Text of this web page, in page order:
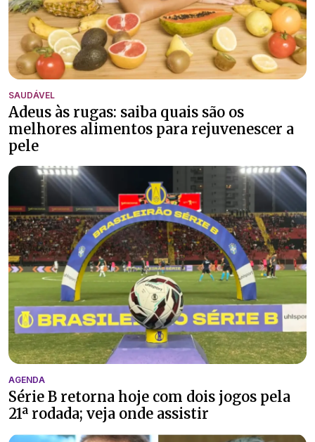
SAUDÁVEL
Adeus às rugas: saiba quais são os
melhores alimentos para rejuvenescer a
pele
AGENDA
Série B retorna hoje com dois jogos pela
21ª rodada; veja onde assistir